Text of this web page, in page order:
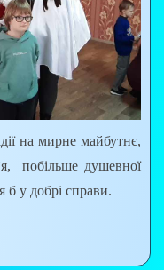
на мирне майбутнє,
побільше душевної
б у добрі справи.